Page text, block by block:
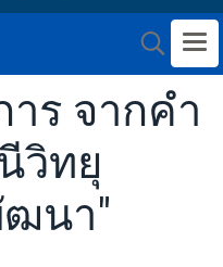
ร จากคำ
วิทยุ
นา"